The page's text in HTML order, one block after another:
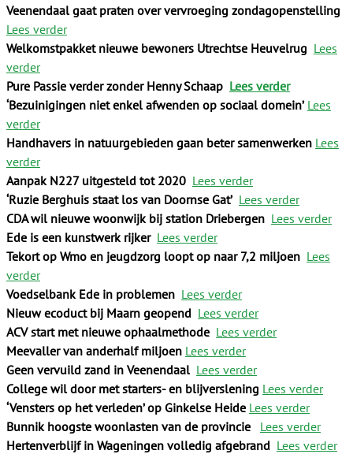
Veenendaal gaat praten over vervroeging zondagopenstelling
Lees verder
Welkomstpakket nieuwe bewoners Utrechtse Heuvelrug Lees
verder
Pure Passie verder zonder Henny Schaap Lees verder
‘Bezuinigingen niet enkel afwenden op sociaal domein’ Lees
verder
Handhavers in natuurgebieden gaan beter samenwerken Lees
verder
Aanpak N227 uitgesteld tot 2020 Lees verder
‘Ruzie Berghuis staat los van Doornse Gat’ Lees verder
CDA wil nieuwe woonwijk bij station Driebergen Lees verder
Ede is een kunstwerk rijker Lees verder
Tekort op Wmo en jeugdzorg loopt op naar 7,2 miljoen Lees
verder
Voedselbank Ede in problemen Lees verder
Nieuw ecoduct bij Maarn geopend Lees verder
ACV start met nieuwe ophaalmethode Lees verder
Meevaller van anderhalf miljoen Lees verder
Geen vervuild zand in Veenendaal Lees verder
College wil door met starters- en blijverslening Lees verder
‘Vensters op het verleden’ op Ginkelse Heide Lees verder
Bunnik hoogste woonlasten van de provincie
Lees verder
Hertenverblijf in Wageningen volledig afgebrand Lees verder